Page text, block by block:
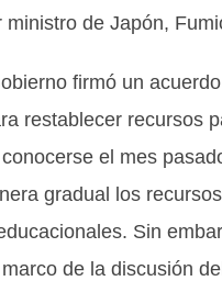
ministro de Japón,
firmó un
restablecer recursos
el mes
gradual los
Sin
de la discusión